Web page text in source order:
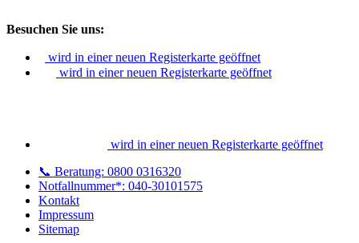
Besuchen Sie uns:
wird in einer neuen Registerkarte geöffnet
wird in einer neuen Registerkarte geöffnet
wird in einer neuen Registerkarte geöffnet
📞 Beratung: 0800 0316320
Notfallnummer*: 040-30101575
Kontakt
Impressum
Sitemap